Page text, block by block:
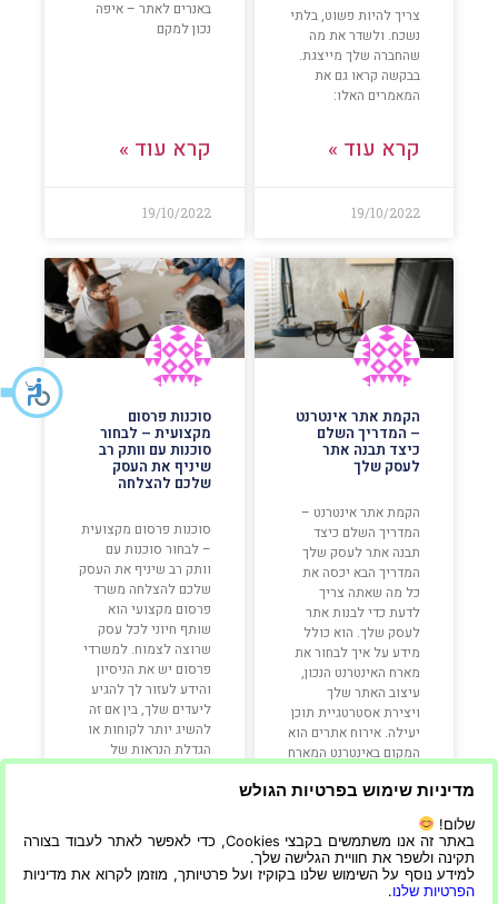
צריך להיות פשוט, בלתי
נשכח. ולשדר את מה
שהחברה שלך מייצגת.
בבקשה קראו גם את
המאמרים האלו:
קרא עוד »
19/10/2022
באנרים לאתר – איפה
נכון למקם
קרא עוד »
19/10/2022
הקמת אתר אינטרנט
– המדריך השלם
כיצד תבנה אתר
לעסק שלך
הקמת אתר אינטרנט –
המדריך השלם כיצד
תבנה אתר לעסק שלך
המדריך הבא יכסה את
כל מה שאתה צריך
לדעת כדי לבנות אתר
לעסק שלך. הוא כולל
מידע על איך לבחור את
מארח האינטרנט הנכון,
עיצוב האתר שלך
ויצירת אסטרטגיית תוכן
יעילה. אירוח אתרים הוא
המקום באינטרנט המארח
קרא עוד »
סוכנות פרסום
מקצועית – לבחור
סוכנות עם וותק רב
שיניף את העסק
שלכם להצלחה
סוכנות פרסום מקצועית
– לבחור סוכנות עם
וותק רב שיניף את העסק
שלכם להצלחה משרד
פרסום מקצועי הוא
שותף חיוני לכל עסק
שרוצה לצמוח. למשרדי
פרסום יש את הניסיון
והידע לעזור לך להגיע
ליעדים שלך, בין אם זה
להשיג יותר לקוחות או
הגדלת הנראות של
המוצר שלך בשוק.
קרא עוד »
מדיניות שימוש בפרטיות הגולש
שלום!
באתר זה אנו משתמשים בקבצי Cookies, כדי לאפשר לאתר לעבוד בצורה
תקינה ולשפר את חוויית הגלישה שלך.
למידע נוסף על השימוש שלנו בקוקיז ועל פרטיותך, מוזמן לקרוא את מדיניות
הפרטיות שלנו.